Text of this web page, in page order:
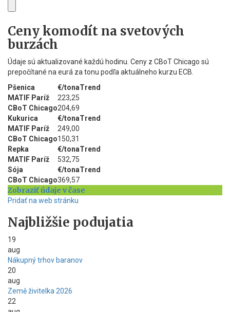
Ceny komodít na svetových
burzách
Údaje sú aktualizované každú hodinu. Ceny z CBoT Chicago sú
prepočítané na eurá za tonu podľa aktuálneho kurzu ECB.
Pšenica
€/tonaTrend
MATIF Paríž
223,25
CBoT Chicago204,69
Kukurica
€/tonaTrend
MATIF Paríž
249,00
CBoT Chicago150,31
Repka
€/tonaTrend
MATIF Paríž
532,75
Sója
€/tonaTrend
CBoT Chicago369,57
Zobraziť údaje v čase
Pridať na web stránku
Najbližšie podujatia
19
aug
Nákupný trhov baranov
20
aug
Země živitelka 2026
22